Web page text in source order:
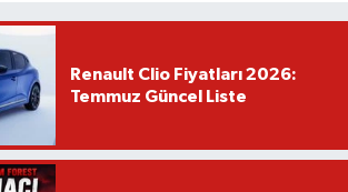
Renault Clio Fiyatları 2026:
Temmuz Güncel Liste